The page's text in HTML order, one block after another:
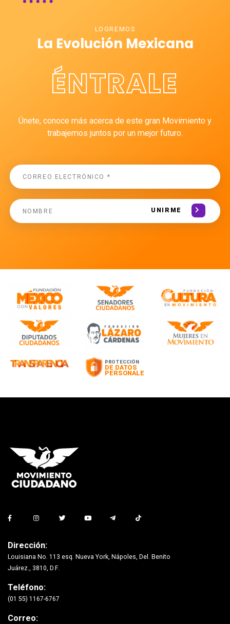
LOGREMOS
La Evolución Mexicana
ÉNTRALE
Únete, conoce más acerca de este gran Movimiento y
trabajemos juntos por un mejor futuro.
UNIRME
Dirección:
Louisiana No. 113 esq. Nueva York, Nápoles, Del. Benito
Juárez., 3810, D.F.
Teléfono:
(01 55) 1167-6767
Correo: